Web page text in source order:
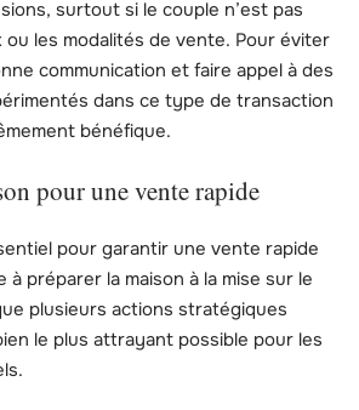
surtout si le couple n’est pas
ou les modalités de vente. Pour éviter
communication et faire appel à des
dans ce type de transaction
bénéfique.
pour une vente rapide
pour garantir une vente rapide
préparer la maison à la mise sur le
plusieurs actions stratégiques
le plus attrayant possible pour les